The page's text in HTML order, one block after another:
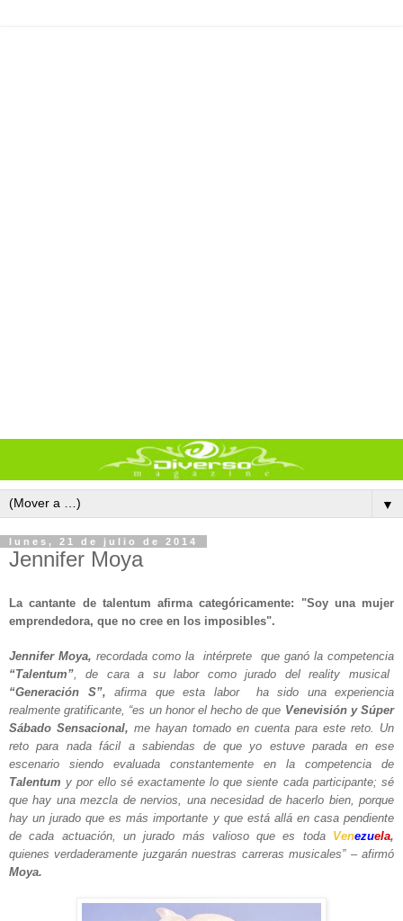
▼
lunes, 21 de julio de 2014
Jennifer Moya
La cantante de talentum afirma categóricamente: "Soy una mujer
emprendedora, que no cree en los imposibles".
Jennifer Moya, recordada como la intérprete que ganó la competencia
“Talentum” , de cara a su labor como jurado del reality musical
“Generación S”, afirma que esta labor ha sido una experiencia
realmente gratificante, “es un honor el hecho de que Venevisión y Súper
Sábado Sensacional, me hayan tomado en cuenta para este reto. Un
reto para nada fácil a sabiendas de que yo estuve parada en ese
escenario siendo evaluada constantemente en la competencia de
Talentum y por ello sé exactamente lo que siente cada participante; sé
que hay una mezcla de nervios, una necesidad de hacerlo bien, porque
hay un jurado que es más importante y que está allá en casa pendiente
de cada actuación, un jurado más valioso que es toda
Venezuela,
quienes verdaderamente juzgarán nuestras carreras musicales” – afirmó
Moya.